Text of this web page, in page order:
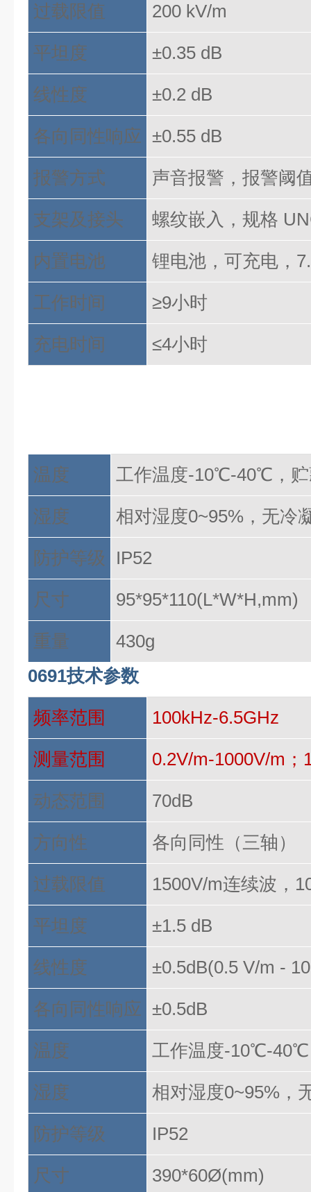
过载限值
200 kV/m
平坦度
±0.35 dB
线性度
±0.2 dB
各向同性响应 ±0.55 dB
报警方式
声音报警，报警阈
支架及接头
螺纹嵌入，规格
内置电池
锂电池，可充电，
工作时间
≥9小时
充电时间
≤4小时
温度 工作温度-10℃-40℃，
湿度
相对湿度0~95%，无冷
防护等级
IP52
尺寸
95*95*110(L*W*H,mm)
重量
430g
0691技术参数
频率范围
100kHz-6.5GHz
测量范围
0.2V/m-1000V/m；
动态范围
70dB
方向性
各向同性（三轴）
过载限值
1500V/m连续波，
平坦度
±1.5 dB
线性度
±0.5dB(0.5 V/m -
各向同性响应 ±0.5dB
温度
工作温度-10℃-40℃
湿度
相对湿度0~95%，
防护等级
IP52
尺寸
390*60Ø(mm)